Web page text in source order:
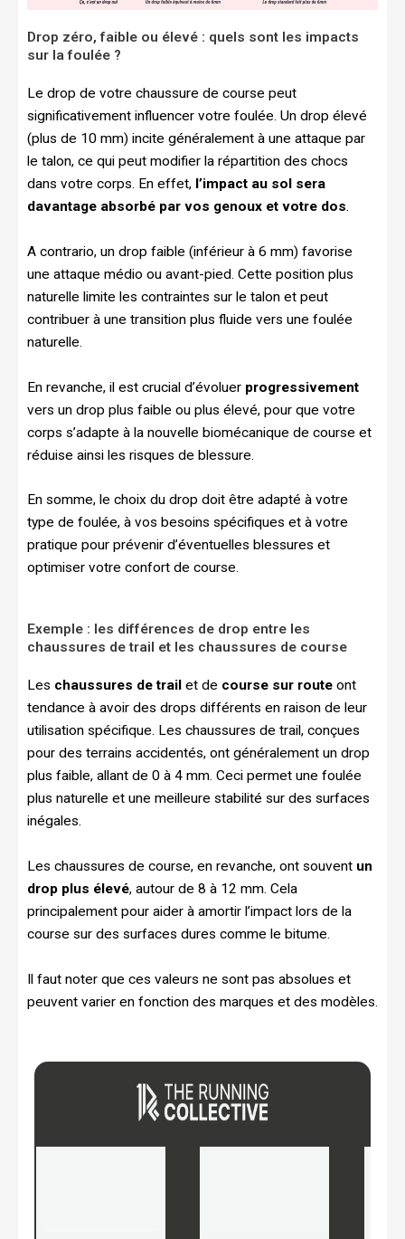
Drop zéro, faible ou élevé : quels sont les impacts
sur la foulée ?
Le drop de votre chaussure de course peut
significativement influencer votre foulée. Un drop élevé
(plus de 10 mm) incite généralement à une attaque par
le talon, ce qui peut modifier la répartition des chocs
dans votre corps. En effet, l’impact au sol sera
davantage absorbé par vos genoux et votre dos
A contrario, un drop faible (inférieur à 6 mm) favorise
une attaque médio ou avant-pied. Cette position plus
naturelle limite les contraintes sur le talon et peut
contribuer à une transition plus fluide vers une foulée
naturelle.
En revanche, il est crucial d’évoluer progressivement
vers un drop plus faible ou plus élevé, pour que votre
corps s’adapte à la nouvelle biomécanique de course et
réduise ainsi les risques de blessure.
En somme, le choix du drop doit être adapté à votre
type de foulée, à vos besoins spécifiques et à votre
pratique pour prévenir d’éventuelles blessures et
optimiser votre confort de course.
Exemple : les différences de drop entre les
chaussures de trail et les chaussures de course
Les chaussures de trail et de course sur route ont
tendance à avoir des drops différents en raison de leur
utilisation spécifique. Les chaussures de trail, conçues
pour des terrains accidentés, ont généralement un drop
plus faible, allant de 0 à 4 mm. Ceci permet une foulée
plus naturelle et une meilleure stabilité sur des surfaces
inégales.
Les chaussures de course, en revanche, ont souvent un
drop plus élevé, autour de 8 à 12 mm. Cela
principalement pour aider à amortir l’impact lors de la
course sur des surfaces dures comme le bitume.
Il faut noter que ces valeurs ne sont pas absolues et
peuvent varier en fonction des marques et des modèles.